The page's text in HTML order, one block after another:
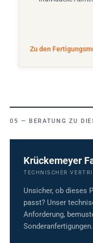
Zu den
BERATUNG ZU
Krückemeyer
TECHNISCHER
Unsicher, ob dieses
passt? Unser
Anforderung,
Sonderanfertigungen.